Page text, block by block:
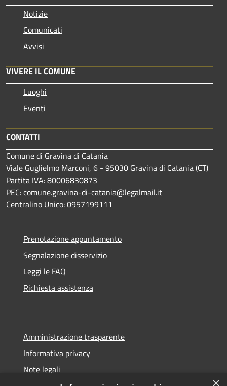
Notizie
Comunicati
Avvisi
VIVERE IL COMUNE
Luoghi
Eventi
CONTATTI
Comune di Gravina di Catania
Viale Guglielmo Marconi, 6 - 95030 Gravina di Catania (CT)
Partita IVA: 80006830873
PEC:comune.gravina-di-catania@legalmail.it
Centralino Unico: 0957199111
Prenotazione appuntamento
Segnalazione disservizio
Leggi le FAQ
Richiesta assistenza
Amministrazione trasparente
Informativa privacy
Note legali